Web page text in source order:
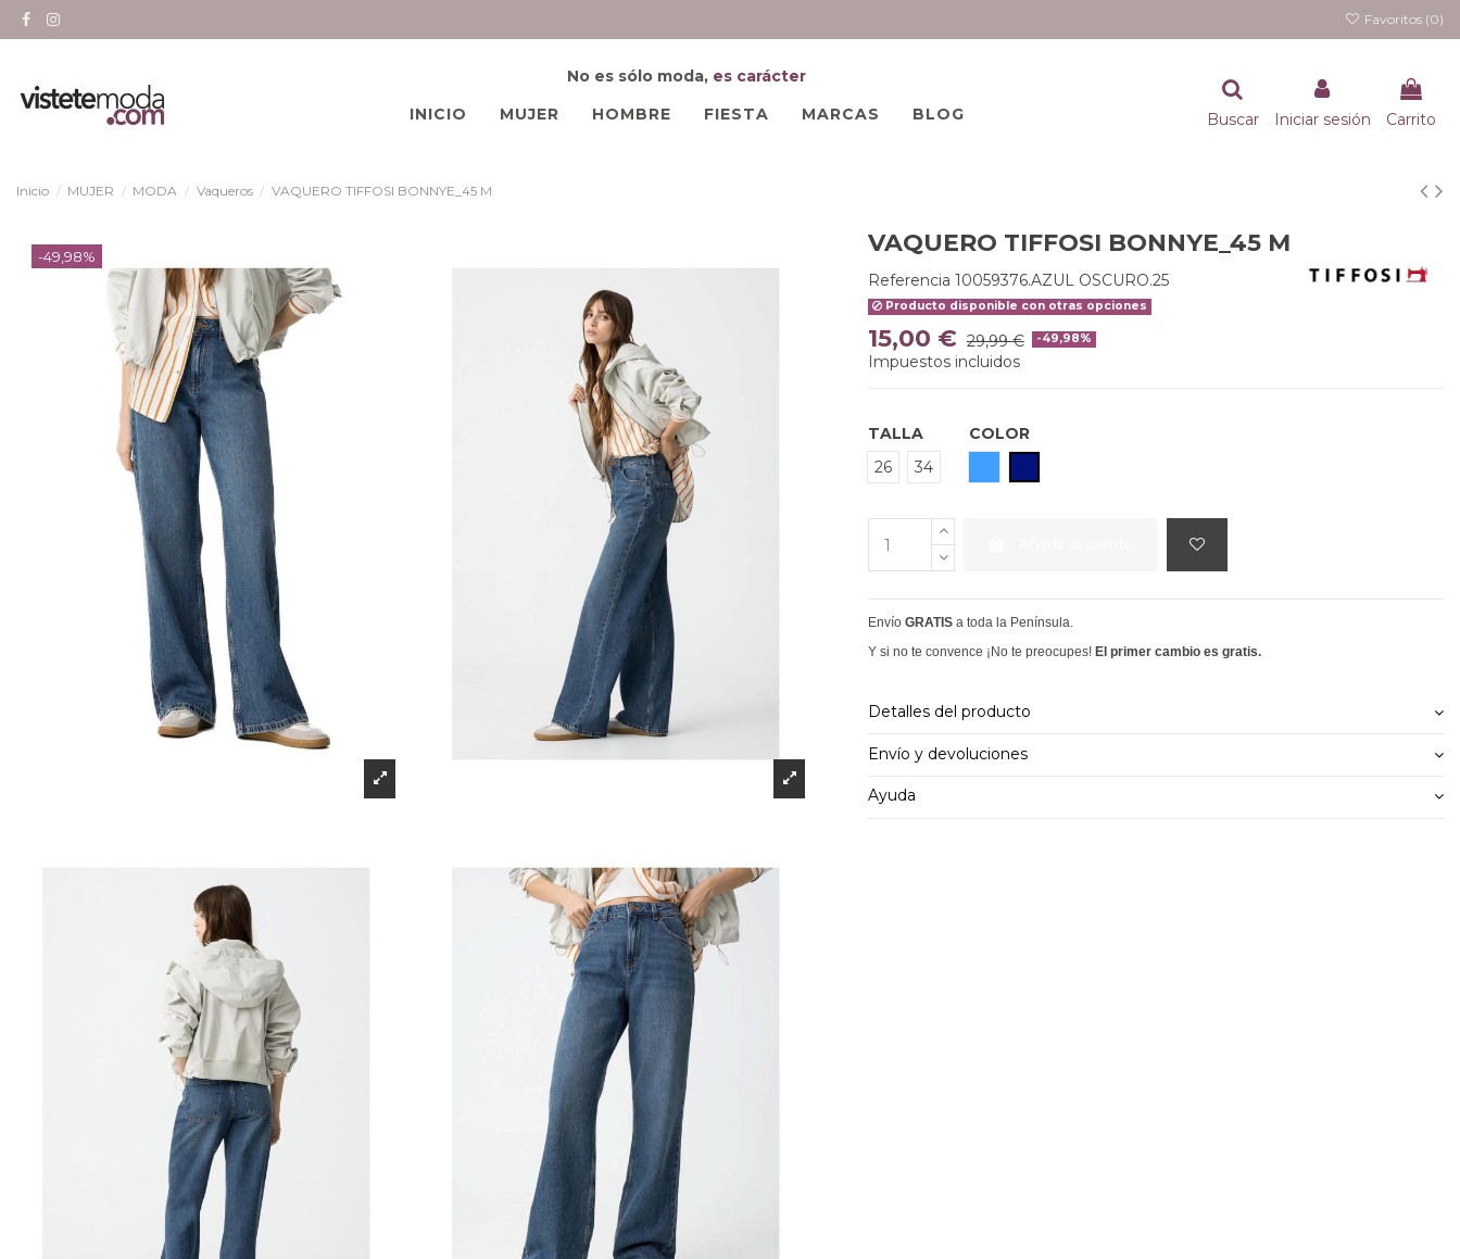
Favoritos (0)
No es sólo moda, es carácter
INICIO
MUJER HOMBRE FIESTA MARCAS BLOG Buscar Iniciar sesión Carrito
Inicio MUJER MODA Vaqueros VAQUERO TIFFOSI BONNYE_45 M
-49,98% VAQUERO TIFFOSI BONNYE_45 M
Referencia 10059376.AZUL OSCURO.25
Producto disponible con otras opciones
15,00 € 29,99 € -49,98%
Impuestos incluidos
TALLA
26
34
COLOR
Envío GRATIS a toda la Península.
Y si no te convence ¡No te preocupes! El primer cambio es gratis.
Detalles del producto
Envío y devoluciones
Ayuda